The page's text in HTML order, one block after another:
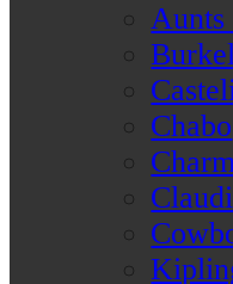
Chabo